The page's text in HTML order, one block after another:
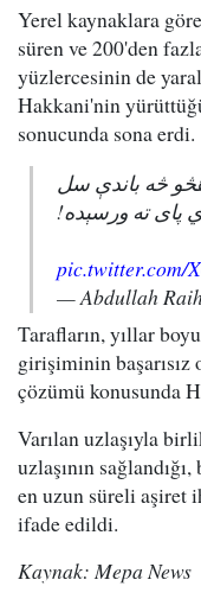
Yerel kaynaklara
süren ve 200'den
yüzlercesinin de
Hakkani'nin
sonucunda sona erdi.
څه باندې سل
پای ته ورسېده!
pic.twitter.com/
— Abdullah
Tarafların, yıllar
girişiminin başarısız
çözümü konusunda
Varılan uzlaşıyla
uzlaşının
en uzun süreli aşiret
ifade edildi.
Kaynak: Mepa News